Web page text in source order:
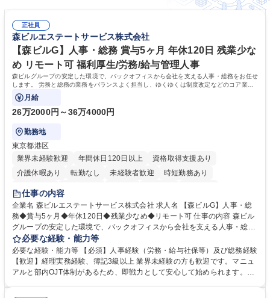
正社員
森ビルエステートサービス株式会社
【森ビルG】人事・総務 賞与5ヶ月 年休120日 残業少な
め リモート可 福利厚生/労務/給与管理人事
森ビルグループの安定した環境で、バックオフィスから会社を支える人事・総務をお任せ
します。 労務と総務の業務をバランスよく担当し、ゆくゆくは制度改定などのコア業務
にも挑戦できる、やりがいある環境です。
月給
26万2000円～36万4000円
勤務地
東京都港区
業界未経験歓迎
年間休日120日以上
資格取得支援あり
介護休暇あり
転勤なし 未経験者歓迎
時短勤務あり
経験者歓迎
完全週休2日制
交通費支給 長期歓迎 駅近5分以内 土日祝休み
仕事の内容
企業名 森ビルエステートサービス株式会社 求人名 【森ビルG】人事・総
務◆賞与5ヶ月◆年休120日◆残業少なめ◆リモート可 仕事の内容 森ビル
グループの安定した環境で、バックオフィスから会社を支える人事・総務
をお任せします。 労務と総務の業務をバランスよく担当し、ゆくゆくは制
度改定などのコア業務にも挑戦できる、やりがいある環境です。 ■勤怠管
理、給与計算、社会保険手続き、年末調整等の労務管理全般 ■入退社手続
き、社内規定の改定や人事制度改定などのコア業務 ■社内イベントの企画
必要な経験・能力等
必要な経験・能力等 【必須】人事経験（労務・給与社保等）及び総務経験
【歓迎】経理実務経験、簿記3級以上 業界未経験の方も歓迎です。マニュ
アルと部内OJT体制があるため、即戦力として安心して始められます。